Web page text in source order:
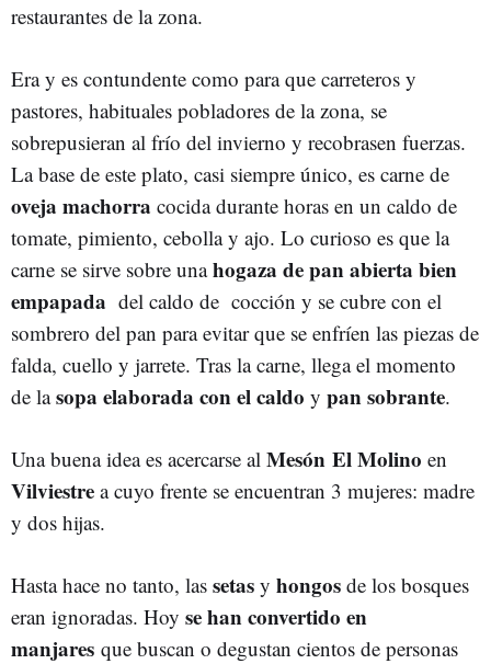
restaurantes de la zona.
Era y es contundente como para que carreteros y
pastores, habituales pobladores de la zona, se
sobrepusieran al frío del invierno y recobrasen fuerzas.
La base de este plato, casi siempre único, es carne de
oveja machorra cocida durante horas en un caldo de
tomate, pimiento, cebolla y ajo. Lo curioso es que la
carne se sirve sobre unahogaza de panabierta bien
empapada del caldo de cocción y se cubre con el
sombrero del pan para evitar que se enfríen las piezas de
falda, cuello y jarrete. Tras la carne, llega el momento
de lasopa elaborada conelcaldo y pansobrante.
Una buena idea es acercarse al Mesón ElMolino en
Vilviestre a cuyo frente se encuentran 3 mujeres: madre
y dos hijas.
Hasta hace no tanto, las setas y hongos de los bosques
eran ignoradas. Hoy se han convertido en
manjares que buscan o degustan cientos de personas